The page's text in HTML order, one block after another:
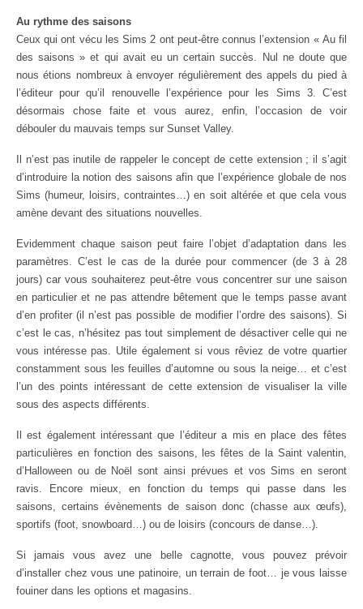
Au rythme des saisons
Ceux qui ont vécu les Sims 2 ont peut-être connus l’extension « Au fil
des saisons » et qui avait eu un certain succès. Nul ne doute que
nous étions nombreux à envoyer régulièrement des appels du pied à
l’éditeur pour qu’il renouvelle l’expérience pour les Sims 3. C’est
désormais chose faite et vous aurez, enfin, l’occasion de voir
débouler du mauvais temps sur Sunset Valley.
Il n’est pas inutile de rappeler le concept de cette extension ; il s’agit
d’introduire la notion des saisons afin que l’expérience globale de nos
Sims (humeur, loisirs, contraintes…) en soit altérée et que cela vous
amène devant des situations nouvelles.
Evidemment chaque saison peut faire l’objet d’adaptation dans les
paramètres. C’est le cas de la durée pour commencer (de 3 à 28
jours) car vous souhaiterez peut-être vous concentrer sur une saison
en particulier et ne pas attendre bêtement que le temps passe avant
d’en profiter (il n’est pas possible de modifier l’ordre des saisons). Si
c’est le cas, n’hésitez pas tout simplement de désactiver celle qui ne
vous intéresse pas. Utile également si vous rêviez de votre quartier
constamment sous les feuilles d’automne ou sous la neige… et c’est
l’un des points intéressant de cette extension de visualiser la ville
sous des aspects différents.
Il est également intéressant que l’éditeur a mis en place des fêtes
particulières en fonction des saisons, les fêtes de la Saint valentin,
d’Halloween ou de Noël sont ainsi prévues et vos Sims en seront
ravis. Encore mieux, en fonction du temps qui passe dans les
saisons, certains évènements de saison donc (chasse aux œufs),
sportifs (foot, snowboard…) ou de loisirs (concours de danse…).
Si jamais vous avez une belle cagnotte, vous pouvez prévoir
d’installer chez vous une patinoire, un terrain de foot… je vous laisse
fouiner dans les options et magasins.